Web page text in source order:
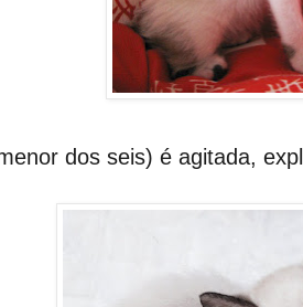
dos seis) é agitada,